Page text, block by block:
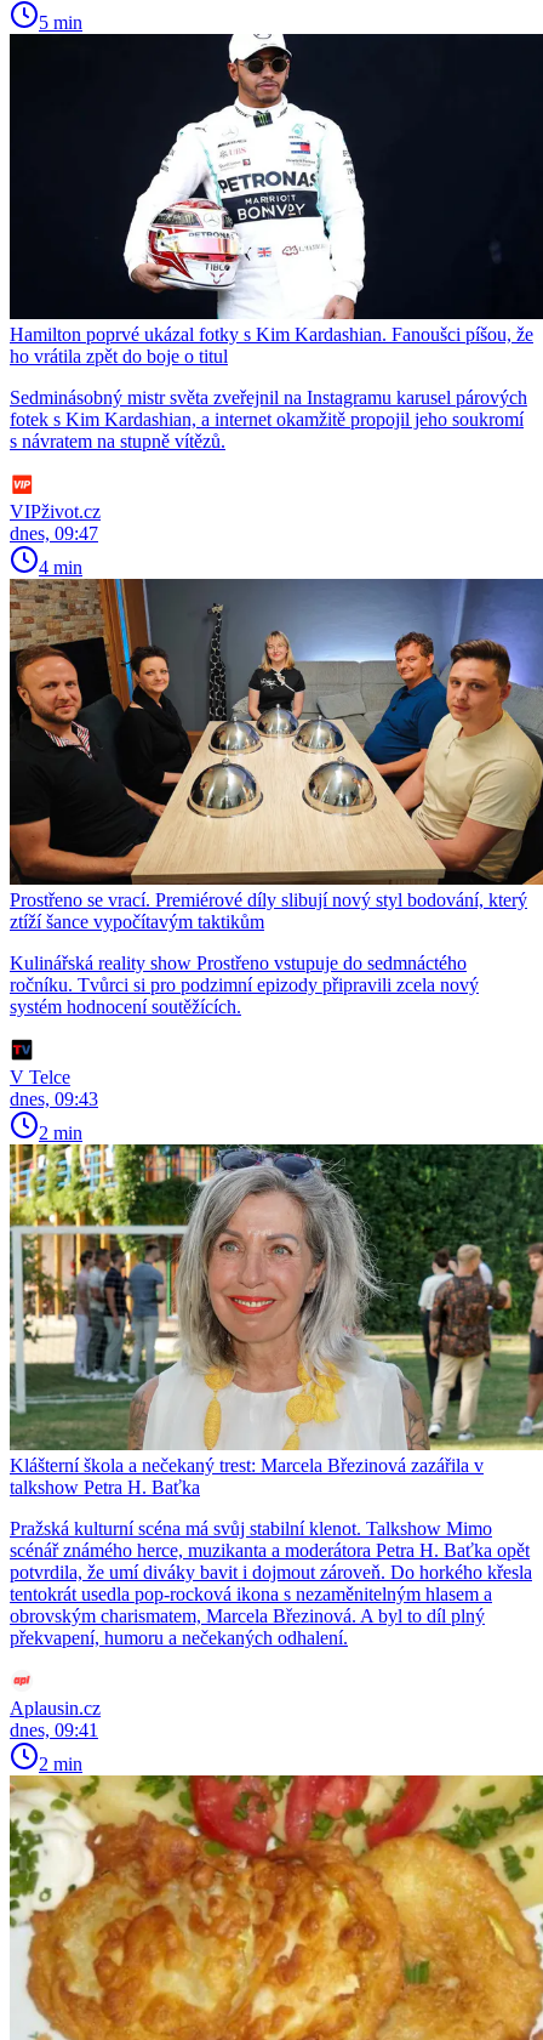
5 min
Hamilton poprvé ukázal fotky s Kim Kardashian. Fanoušci píšou, že
ho vrátila zpět do boje o titul
Sedminásobný mistr světa zveřejnil na Instagramu karusel párových
fotek s Kim Kardashian, a internet okamžitě propojil jeho soukromí
s návratem na stupně vítězů.
VIPživot.cz
dnes, 09:47
4 min
Prostřeno se vrací. Premiérové díly slibují nový styl bodování, který
ztíží šance vypočítavým taktikům
Kulinářská reality show Prostřeno vstupuje do sedmnáctého
ročníku. Tvůrci si pro podzimní epizody připravili zcela nový
systém hodnocení soutěžících.
V Telce
dnes, 09:43
2 min
Klášterní škola a nečekaný trest: Marcela Březinová zazářila v
talkshow Petra H. Baťka
Pražská kulturní scéna má svůj stabilní klenot. Talkshow Mimo
scénář známého herce, muzikanta a moderátora Petra H. Baťka opět
potvrdila, že umí diváky bavit i dojmout zároveň. Do horkého křesla
tentokrát usedla pop-rocková ikona s nezaměnitelným hlasem a
obrovským charismatem, Marcela Březinová. A byl to díl plný
překvapení, humoru a nečekaných odhalení.
Aplausin.cz
dnes, 09:41
2 min